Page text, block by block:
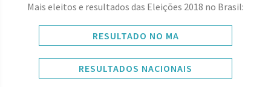
Mais eleitos e resultados das Eleições 2018 no Brasil:
RESULTADO NO MA
RESULTADOS NACIONAIS